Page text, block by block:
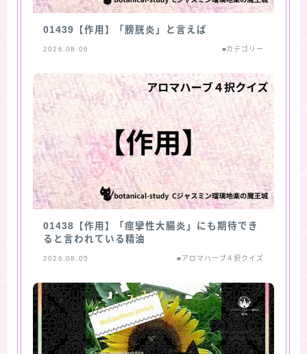
01439【作用】「膀胱炎」と言えば
2026.08.06 ■カテゴリー
01438【作用】「痙攣性大腸炎」にも期待でき
ると言われている精油
2026.08.05 ■アロマハーブ４択クイズ